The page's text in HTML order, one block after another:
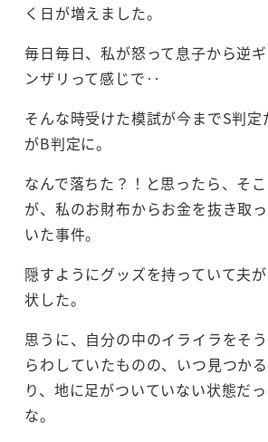
く日が増えました。
毎日毎日、私が怒って息子から逆
ンザリって感じで‥
そんな時受けた模試が今までS判定
がB判定に。
なんで落ちた？！と思ったら、そ
が、私のお財布からお金を抜き取
いた事件。
隠すようにグッズを持っていて夫
状した。
思うに、自分の中のイライラをそ
らわしていたものの、いつ見つか
り、地に足がついていない状態だ
な。